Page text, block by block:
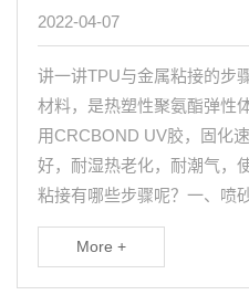
2022-04-07
讲一讲TPU与金属粘接的步
材料，是热塑性聚氨酯弹性
用CRCBOND UV胶，固化
好，耐湿热老化，耐潮气，
粘接有哪些步骤呢？一、喷
More +